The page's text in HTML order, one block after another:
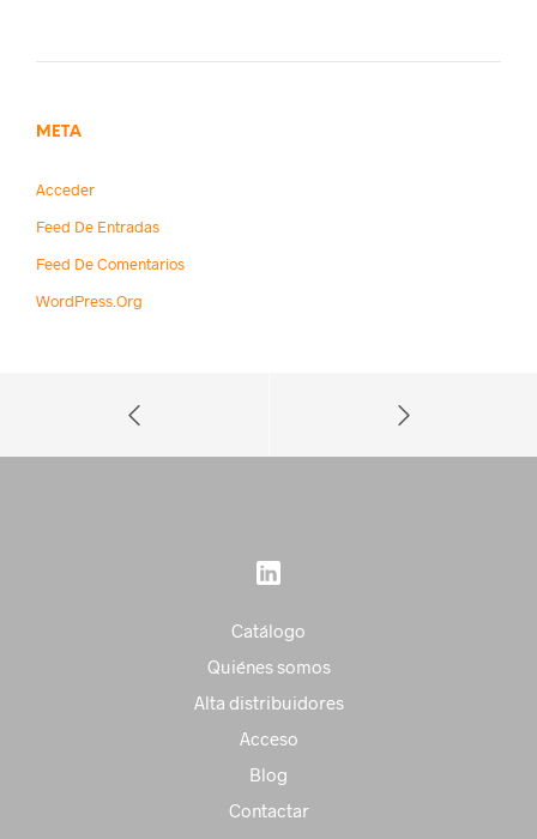
META
Acceder
Feed De Entradas
Feed De Comentarios
WordPress.org
Catálogo
Quiénes somos
Alta distribuidores
Acceso
Blog
Contactar